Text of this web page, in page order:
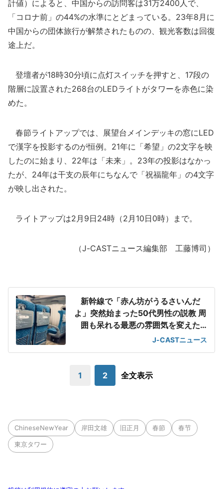
計値）によると、中国からの訪問客は31万2400人で、
「コロナ前」の44%の水準にとどまっている。23年8月に
中国からの団体旅行が解禁されたものの、観光客数は回復
途上だ。
登壇者が18時30分頃に点灯スイッチを押すと、17段の
階層に設置された268台のLEDライトがタワーを赤色に染
めた。
春節ライトアップでは、展望台メインデッキの窓にLED
で漢字を投影するのが恒例。21年に「希望」の2文字を映
したのに始まり、22年は「未来」。23年の投影はなかっ
たが、24年は干支の辰年にちなんで「祝福龍年」の4文字
が映し出された。
ライトアップは2月9日24時（2月10日0時）まで。
（J-CASTニュース編集部 工藤博司）
新幹線で「赤ん坊がうるさいんだ
よ」突然始まった50代男性の説教 周
囲も呆れる最悪の雰囲気を変えた
「一喝」J-CASTニュース
1 2 全文表示
ChineseNewYear 岸田文雄 旧正月 春節 春节
東京タワー